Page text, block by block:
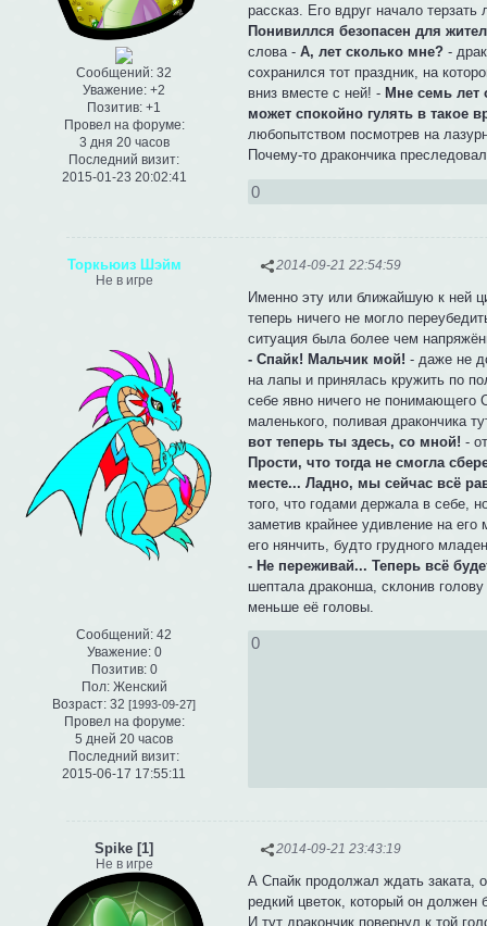
Сообщений: 32
Уважение: +2
Позитив: +1
Провел на форуме:
3 дня 20 часов
Последний визит:
2015-01-23 20:02:41
рассказ. Его вдруг начало
Понивиллся безопасен для
слова -А, лет сколько мне?-
сохранился тот праздник, на
вниз вместе с ней! - Мне семь лет
может спокойно гулять в такое
любопытством посмотрев на
Почему-то дракончика
0
2014-09-21 22:54:59
Торкьюиз Шэйм
Не в игре
Сообщений: 42
Уважение: 0
Позитив: 0
Пол:Женский
Возраст: 32 [1993-09-27]
Провел на форуме:
5 дней 20 часов
Последний визит:
2015-06-17 17:55:11
Именно эту или ближайшую к ней
теперь ничего не могло
ситуация была более чем
- Спайк! Мальчик мой! - даже не
на лапы и принялась кружить по
себе явно ничего не понимающего
маленького, поливая дракончика
вот теперь ты здесь, со мной! -
Прости, что тогда не смогла
месте... Ладно, мы сейчас всё
того, что годами держала в себе,
заметив крайнее удивление на
его нянчить, будто грудного
- Не переживай... Теперь всё
шептала драконша, склонив
меньше её головы.
0
2014-09-21 23:43:19
Spike [1]
Не в игре
А Спайк продолжал ждать заката,
редкий цветок, который он должен
И тут дракончик повернул к той